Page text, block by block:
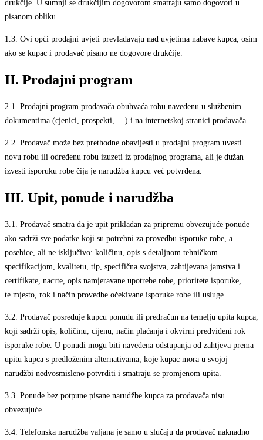
drukčije. U sumnji se drukčijim dogovorom smatraju samo dogovori u
pisanom obliku.
1.3. Ovi opći prodajni uvjeti prevladavaju nad uvjetima nabave kupca, osim
ako se kupac i prodavač pisano ne dogovore drukčije.
II. Prodajni program
2.1. Prodajni program prodavača obuhvaća robu navedenu u službenim
dokumentima (cjenici, prospekti, …) i na internetskoj stranici prodavača.
2.2. Prodavač može bez prethodne obavijesti u prodajni program uvesti
novu robu ili određenu robu izuzeti iz prodajnog programa, ali je dužan
izvesti isporuku robe čija je narudžba kupcu već potvrđena.
III. Upit, ponude i narudžba
3.1. Prodavač smatra da je upit prikladan za pripremu obvezujuće ponude
ako sadrži sve podatke koji su potrebni za provedbu isporuke robe, a
posebice, ali ne isključivo: količinu, opis s detaljnom tehničkom
specifikacijom, kvalitetu, tip, specifična svojstva, zahtijevana jamstva i
certifikate, nacrte, opis namjeravane upotrebe robe, prioritete isporuke, …
te mjesto, rok i način provedbe očekivane isporuke robe ili usluge.
3.2. Prodavač posreduje kupcu ponudu ili predračun na temelju upita kupca,
koji sadrži opis, količinu, cijenu, način plaćanja i okvirni predviđeni rok
isporuke robe. U ponudi mogu biti navedena odstupanja od zahtjeva prema
upitu kupca s predloženim alternativama, koje kupac mora u svojoj
narudžbi nedvosmisleno potvrditi i smatraju se promjenom upita.
3.3. Ponude bez potpune pisane narudžbe kupca za prodavača nisu
obvezujuće.
3.4. Telefonska narudžba valjana je samo u slučaju da prodavač naknadno